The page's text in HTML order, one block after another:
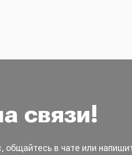
связи!
общайтесь в чате или